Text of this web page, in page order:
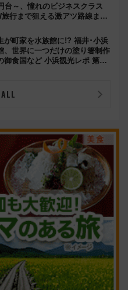
台～、憧れのビジネスクラス
旅行まで狙える激アツ路線まと
が町家を水族館に!? 福井･小浜
、世界に一つだけの塗り箸制作
御食国など 小浜観光レポ 第2